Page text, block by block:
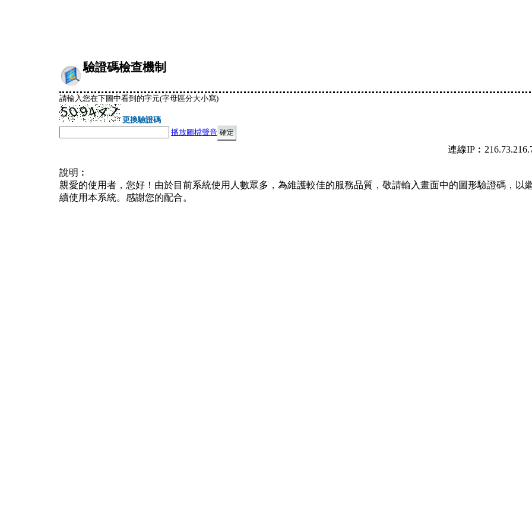
驗證碼檢查機制
請輸入您在下圖中看到的字元(字母區分大小寫)
更換驗證碼
播放圖檔聲音
連線
說明︰
親愛的使用者，您好！由於目前系統使用人數眾多，為維護較佳的服務品質，敬請輸入畫面中的圖形驗證碼，以
續使用本系統。感謝您的配合。